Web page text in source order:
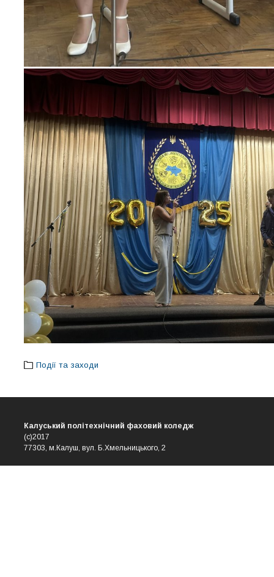
Події та заходи
Калуський політехнічний фаховий коледж
(с)2017
77303, м.Калуш, вул. Б.Хмельницького, 2